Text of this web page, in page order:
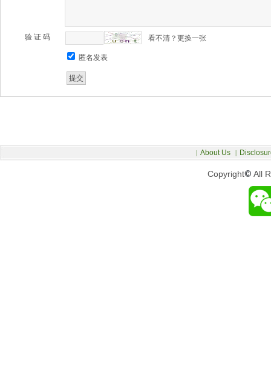
验 证 码 看不清？更换一张
匿名发表
Copyright© All
| About Us |